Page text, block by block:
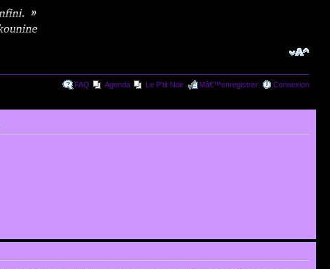
FAQ Agenda Le P'tit Noir Mâ€™enregistrer Connexion